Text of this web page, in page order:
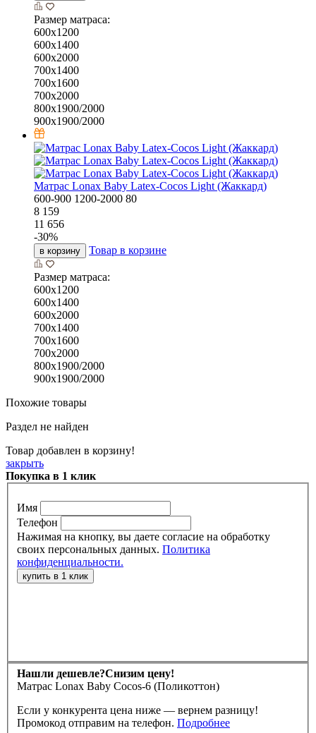
Размер матраса:
600х1200
600х1400
600х2000
700х1400
700х1600
700х2000
800х1900/2000
900х1900/2000
Матрас Lonax Baby Latex-Cocos Light (Жаккард)
600-900 1200-2000 80
8 159
11 656
-30%
в корзину Товар в корзине
Размер матраса:
600х1200
600х1400
600х2000
700х1400
700х1600
700х2000
800х1900/2000
900х1900/2000
Похожие товары
Раздел не найден
Товар добавлен в корзину!
закрыть
Покупка в 1 клик
Имя
Телефон
Нажимая на кнопку, вы даете согласие на обработку
своих персональных данных. Политика
конфиденциальности.
Нашли дешевле?Снизим цену!
Матрас Lonax Baby Cocos-6 (Поликоттон)
Если у конкурента цена ниже — вернем разницу!
Промокод отправим на телефон. Подробнее